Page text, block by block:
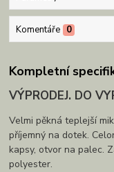
Komentáře 0
Kompletní
VÝPRODEJ. DO
Velmi pěkná teplejší
příjemný na dotek.
kapsy, otvor na palec.
polyester.